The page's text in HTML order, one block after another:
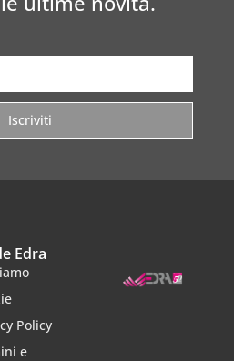
Iscriviti
Edra
Policy
e